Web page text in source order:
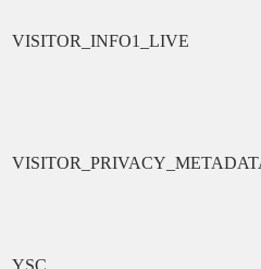
VISITOR_INFO1_LIVE
YSC